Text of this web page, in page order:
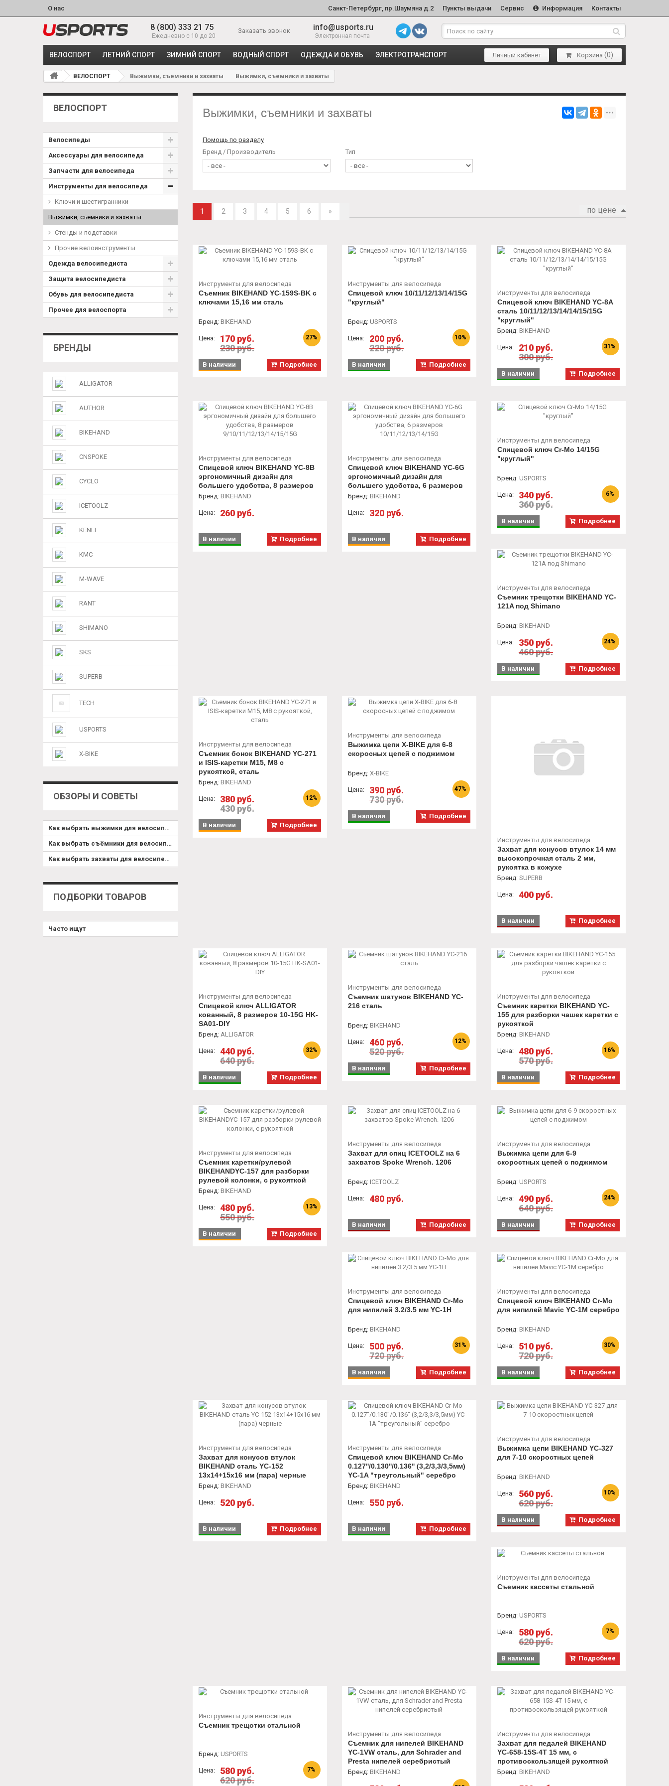
О нас Санкт-Петербург, пр.Шаумяна д.2 Пункты выдачи Сервис Информация Контакты
8 (800) 333 21 75
Ежедневно с 10 до 20
Заказать звонок info@usports.ru
Электронная почта
ВЕЛОСПОРТ ЛЕТНИЙ СПОРТ ЗИМНИЙ СПОРТ ВОДНЫЙ СПОРТ ОДЕЖДА И ОБУВЬ ЭЛЕКТРОТРАНСПОРТ Личный кабинет Корзина (0)
ВЕЛОСПОРТ Выжимки, съемники и захваты Выжимки, съемники и захваты
ВЕЛОСПОРТ
Велосипеды
Аксессуары для велосипеда
Запчасти для велосипеда
Инструменты для велосипеда
Ключи и шестигранники
Выжимки, съемники и захваты
Стенды и подставки
Прочие велоинструменты
Одежда велосипедиста
Защита велосипедиста
Обувь для велосипедиста
Прочее для велоспорта
БРЕНДЫ
ALLIGATOR
AUTHOR
BIKEHAND
CNSPOKE
CYCLO
ICETOOLZ
KENLI
KMC
M-WAVE
RANT
SHIMANO
SKS
SUPERB
TECH
USPORTS
X-BIKE
ОБЗОРЫ И СОВЕТЫ
Как выбрать выжимки для велосипеда
Как выбрать съёмники для велосипеда
Как выбрать захваты для велосипедов
ПОДБОРКИ ТОВАРОВ
Часто ищут
Выжимки, съемники и захваты
Помощь по разделу
Бренд / Производитель
Тип
по цене
1 2 3 4 5 6 »
Инструменты для велосипеда
Съемник BIKEHAND YC-159S-BK с
ключами 15,16 мм сталь
Бренд: BIKEHAND
Цена:
170 руб.
230 руб.
27%
Подробнее
В наличии
Инструменты для велосипеда
Спицевой ключ 10/11/12/13/14/15G
"круглый"
Бренд: USPORTS
Цена:
200 руб.
220 руб.
10%
Подробнее
В наличии
Инструменты для велосипеда
Спицевой ключ BIKEHAND YC-8A
сталь 10/11/12/13/14/14/15/15G
"круглый"
Бренд: BIKEHAND
Цена:
210 руб.
300 руб.
31%
Подробнее
В наличии
Инструменты для велосипеда
Спицевой ключ BIKEHAND YC-8B
эргономичный дизайн для
большего удобства, 8 размеров
9/10/11/12/13/14/15/15G
Бренд: BIKEHAND
Цена: 260 руб.
Подробнее
В наличии
Инструменты для велосипеда
Спицевой ключ BIKEHAND YC-6G
эргономичный дизайн для
большего удобства, 6 размеров
10/11/12/13/14/15G
Бренд: BIKEHAND
Цена: 320 руб.
Подробнее
В наличии
Инструменты для велосипеда
Спицевой ключ Cr-Mo 14/15G
"круглый"
Бренд: USPORTS
Цена:
340 руб.
360 руб.
6%
Подробнее
В наличии
Инструменты для велосипеда
Съемник трещотки BIKEHAND YC-
121A под Shimano
Бренд: BIKEHAND
Цена:
350 руб.
460 руб.
24%
Подробнее
В наличии
Инструменты для велосипеда
Съемник бонок BIKEHAND YC-271
и ISIS-каретки М15, М8 с
рукояткой, сталь
Бренд: BIKEHAND
Цена:
380 руб.
430 руб.
12%
Подробнее
В наличии
Инструменты для велосипеда
Выжимка цепи X-BIKE для 6-8
скоросных цепей с поджимом
Бренд: X-BIKE
Цена:
390 руб.
730 руб.
47%
Подробнее
В наличии
Инструменты для велосипеда
Захват для конусов втулок 14 мм
высокопрочная сталь 2 мм,
рукоятка в кожухе
Бренд: SUPERB
Цена: 400 руб.
Подробнее
В наличии
Инструменты для велосипеда
Спицевой ключ ALLIGATOR
кованный, 8 размеров 10-15G HK-
SA01-DIY
Бренд: ALLIGATOR
Цена:
440 руб.
640 руб.
32%
Подробнее
В наличии
Инструменты для велосипеда
Съемник шатунов BIKEHAND YC-
216 сталь
Бренд: BIKEHAND
Цена:
460 руб.
520 руб.
12%
Подробнее
В наличии
Инструменты для велосипеда
Съемник каретки BIKEHAND YC-
155 для разборки чашек каретки с
рукояткой
Бренд: BIKEHAND
Цена:
480 руб.
570 руб.
16%
Подробнее
В наличии
Инструменты для велосипеда
Съемник каретки/рулевой
BIKEHANDYC-157 для разборки
рулевой колонки, с рукояткой
Бренд: BIKEHAND
Цена:
480 руб.
550 руб.
13%
Подробнее
В наличии
Инструменты для велосипеда
Захват для спиц ICETOOLZ на 6
захватов Spoke Wrench. 1206
Бренд: ICETOOLZ
Цена: 480 руб.
Подробнее
В наличии
Инструменты для велосипеда
Выжимка цепи для 6-9
скоростных цепей с поджимом
Бренд: USPORTS
Цена:
490 руб.
640 руб.
24%
Подробнее
В наличии
Инструменты для велосипеда
Спицевой ключ BIKEHAND Cr-Mo
для нипилей 3.2/3.5 мм YC-1H
Бренд: BIKEHAND
Цена:
500 руб.
720 руб.
31%
Подробнее
В наличии
Инструменты для велосипеда
Спицевой ключ BIKEHAND Cr-Mo
для нипилей Mavic YC-1M серебро
Бренд: BIKEHAND
Цена:
510 руб.
720 руб.
30%
Подробнее
В наличии
Инструменты для велосипеда
Захват для конусов втулок
BIKEHAND сталь YC-152
13х14+15х16 мм (пара) черные
Бренд: BIKEHAND
Цена: 520 руб.
Подробнее
В наличии
Инструменты для велосипеда
Спицевой ключ BIKEHAND Cr-Mo
0.127''/0.130''/0.136'' (3,2/3,3/3,5мм)
YC-1A "трeугольный" серебро
Бренд: BIKEHAND
Цена: 550 руб.
Подробнее
В наличии
Инструменты для велосипеда
Выжимка цепи BIKEHAND YC-327
для 7-10 скоростных цепей
Бренд: BIKEHAND
Цена:
560 руб.
620 руб.
10%
Подробнее
В наличии
Инструменты для велосипеда
Съемник кассеты стальной
Бренд: USPORTS
Цена:
580 руб.
620 руб.
7%
Подробнее
В наличии
Инструменты для велосипеда
Съемник трещотки стальной
Бренд: USPORTS
Цена:
580 руб.
620 руб.
7%
Инструменты для велосипеда
Съемник для нипелей BIKEHAND
YC-1VW сталь, для Schrader and
Presta нипелей серебристый
Бренд: BIKEHAND
Инструменты для велосипеда
Захват для педалей BIKEHAND
YC-658-15S-4T 15 мм, с
противоскользящей рукояткой
Бренд: BIKEHAND